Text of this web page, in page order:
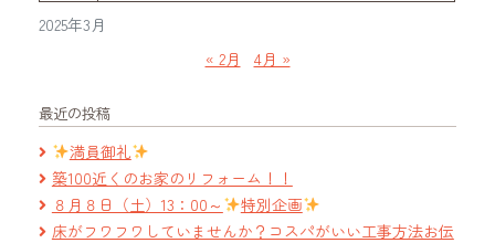
2025年3月
« 2月 4月 »
最近の投稿
満員御礼
築100近くのお家のリフォーム！！
８月８日（土）13：00～
特別企画
床がフワフワしていませんか？コスパがいい工事方法お伝